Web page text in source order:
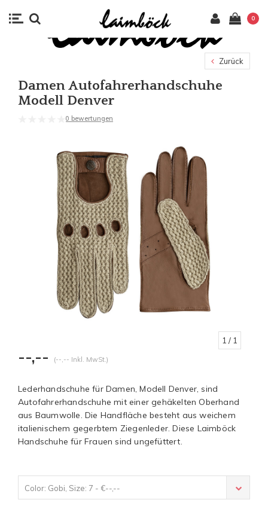
0
Zurück
Damen Autofahrerhandschuhe
Modell Denver
0 bewertungen
1 / 1
--,-- (--,-- Inkl. MwSt.)
Lederhandschuhe für Damen, Modell Denver, sind
Autofahrerhandschuhe mit einer gehäkelten Oberhand
aus Baumwolle. Die Handfläche besteht aus weichem
italienischem gegerbtem Ziegenleder. Diese Laimböck
Handschuhe für Frauen sind ungefüttert.
Color: Gobi, Size: 7 - €--,--